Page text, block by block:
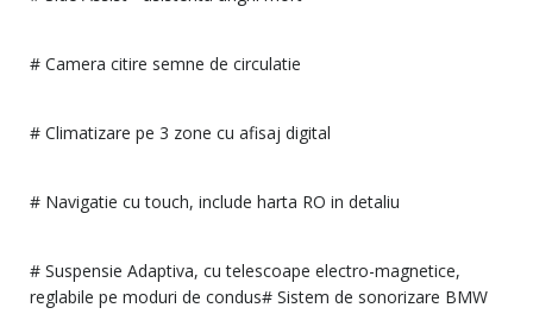
# Camera citire semne de circulatie
# Climatizare pe 3 zone cu afisaj digital
# Navigatie cu touch, include harta RO in detaliu
# Suspensie Adaptiva, cu telescoape electro-magnetice,
reglabile pe moduri de condus# Sistem de sonorizare BMW